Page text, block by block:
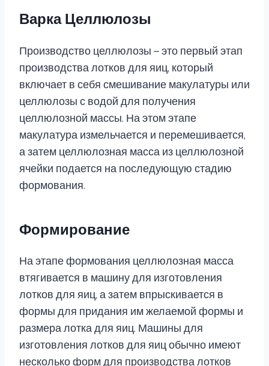
Варка Целлюлозы
Производство целлюлозы — это первый этап
производства лотков для яиц, который
включает в себя смешивание макулатуры или
целлюлозы с водой для получения
целлюлозной массы. На этом этапе
макулатура измельчается и перемешивается,
а затем целлюлозная масса из целлюлозной
ячейки подается на последующую стадию
формования.
Формирование
На этапе формования целлюлозная масса
втягивается в машину для изготовления
лотков для яиц, а затем впрыскивается в
формы для придания им желаемой формы и
размера лотка для яиц. Машины для
изготовления лотков для яиц обычно имеют
несколько форм для производства лотков